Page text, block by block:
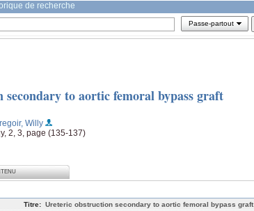
de recherche
Passe-partout
to aortic femoral bypass graft
Willy
2, 3, page (135-137)
Titre: Ureteric obstruction secondary to aortic femoral bypass graft